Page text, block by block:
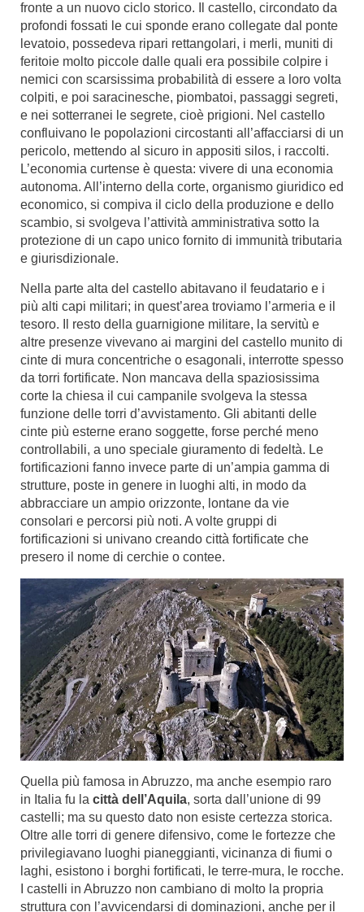
fronte a un nuovo ciclo storico. Il castello, circondato da
profondi fossati le cui sponde erano collegate dal ponte
levatoio, possedeva ripari rettangolari, i merli, muniti di
feritoie molto piccole dalle quali era possibile colpire i
nemici con scarsissima probabilità di essere a loro volta
colpiti, e poi saracinesche, piombatoi, passaggi segreti,
e nei sotterranei le segrete, cioè prigioni. Nel castello
confluivano le popolazioni circostanti all’affacciarsi di un
pericolo, mettendo al sicuro in appositi silos, i raccolti.
L’economia curtense è questa: vivere di una economia
autonoma. All’interno della corte, organismo giuridico ed
economico, si compiva il ciclo della produzione e dello
scambio, si svolgeva l’attività amministrativa sotto la
protezione di un capo unico fornito di immunità tributaria
e giurisdizionale.
Nella parte alta del castello abitavano il feudatario e i
più alti capi militari; in quest’area troviamo l’armeria e il
tesoro. Il resto della guarnigione militare, la servitù e
altre presenze vivevano ai margini del castello munito di
cinte di mura concentriche o esagonali, interrotte spesso
da torri fortificate. Non mancava della spaziosissima
corte la chiesa il cui campanile svolgeva la stessa
funzione delle torri d’avvistamento. Gli abitanti delle
cinte più esterne erano soggette, forse perché meno
controllabili, a uno speciale giuramento di fedeltà. Le
fortificazioni fanno invece parte di un’ampia gamma di
strutture, poste in genere in luoghi alti, in modo da
abbracciare un ampio orizzonte, lontane da vie
consolari e percorsi più noti. A volte gruppi di
fortificazioni si univano creando città fortificate che
presero il nome di cerchie o contee.
Quella più famosa in Abruzzo, ma anche esempio raro
in Italia fu la città dell’Aquila, sorta dall’unione di 99
castelli; ma su questo dato non esiste certezza storica.
Oltre alle torri di genere difensivo, come le fortezze che
privilegiavano luoghi pianeggianti, vicinanza di fiumi o
laghi, esistono i borghi fortificati, le terre-mura, le rocche.
I castelli in Abruzzo non cambiano di molto la propria
struttura con l’avvicendarsi di dominazioni, anche per il